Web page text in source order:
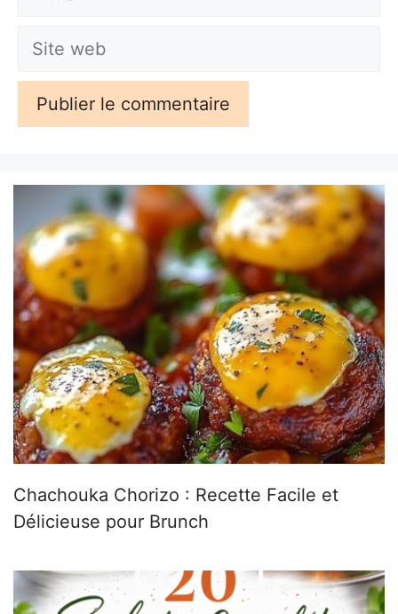
Site
Chachouka Chorizo : Recette Facile et
Délicieuse pour Brunch